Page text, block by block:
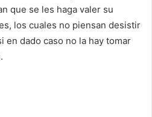
que se les haga valer su
los cuales no piensan desistir
en dado caso no la hay tomar